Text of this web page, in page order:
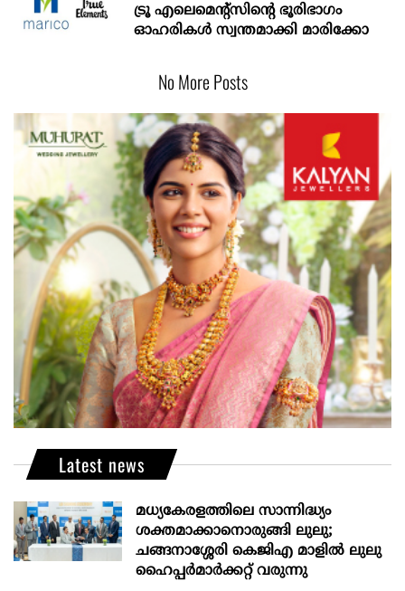
ട്രൂ എലെമെന്റ്സിന്റെ ഭൂരിഭാഗം
ഓഹരികൾ സ്വന്തമാക്കി മാരിക്കോ
No More Posts
Latest news
മധ്യകേരളത്തിലെ സാന്നിദ്ധ്യം
ശക്തമാക്കാനൊരുങ്ങി ലുലു;
ചങ്ങനാശ്ശേരി കെജിഎ മാളിൽ ലുലു
ഹൈപ്പർമാർക്കറ്റ് വരുന്നു